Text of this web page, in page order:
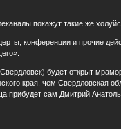
покажут такие же
конференции и прочие
будет открыт
края, чем Свердловская
прибудет сам Дмитрий